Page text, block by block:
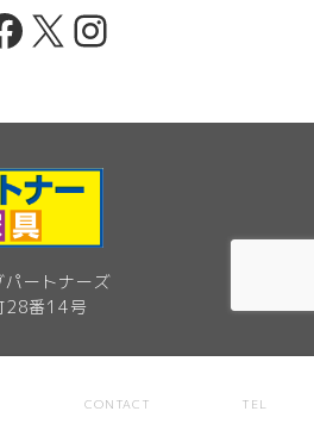
X Instagram
ートナーズ
番14号
28番14号CONTACT TEL